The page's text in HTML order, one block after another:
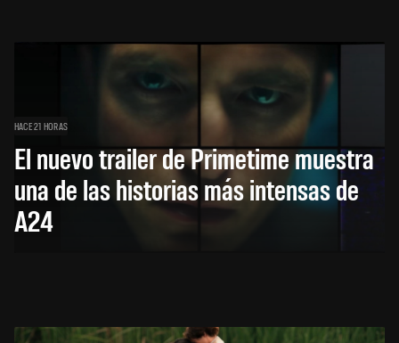
HACE 21 HORAS
El nuevo trailer de Primetime muestra
una de las historias más intensas de
A24